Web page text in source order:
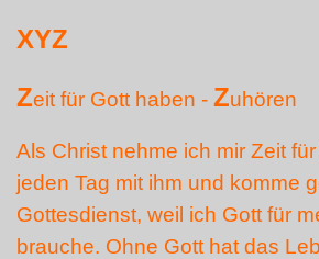
XYZ
Zeit für Gott haben - Zuhören
Als Christ nehme ich mir Zeit
jeden Tag mit ihm und komme
Gottesdienst, weil ich Gott für
brauche. Ohne Gott hat das